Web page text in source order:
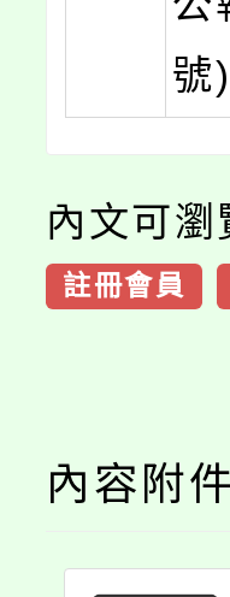
號
內文可瀏
註冊會員
內容附